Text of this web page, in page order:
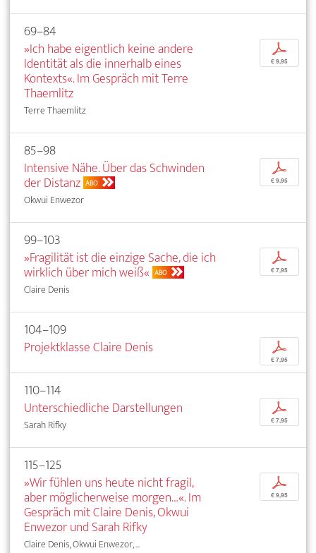
69–84
»Ich habe eigentlich keine andere
Identität als die innerhalb eines
Kontexts«. Im Gespräch mit Terre
Thaemlitz
Terre Thaemlitz
p
€ 9,95
85–98
Intensive Nähe. Über das Schwinden
der Distanz ABO
Okwui Enwezor
p
€ 9,95
99–103
»Fragilität ist die einzige Sache, die ich
wirklich über mich weiß« ABO
Claire Denis
p
€ 7,95
104–109
Projektklasse Claire Denis
p
€ 7,95
110–114
Unterschiedliche Darstellungen
Sarah Rifky
p
€ 7,95
115–125
»Wir fühlen uns heute nicht fragil,
aber möglicherweise morgen…«. Im
Gespräch mit Claire Denis, Okwui
Enwezor und Sarah Rifky
Claire Denis, Okwui Enwezor, ...
p
€ 9,95